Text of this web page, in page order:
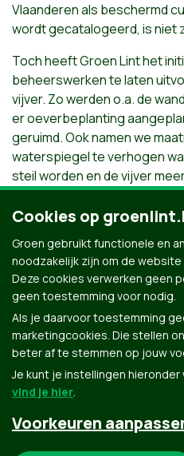
Vlaanderen als beschermd
wordt gecatalogeerd, is niet
Toch heeft Groen Lint het
beheerswerken te laten
vijver. Zo werden o.a. de
er oeverbeplanting
geruimd. Ook namen we
waterspiegel te verhogen
steil worden en de vijver
amfibieën. Om de wortels
beschermen, werden
werd opnieuw aangeplant en
geïntroduceerd. De aanplant
is ondertussen ook al een feit.
Groen.be
Cookies op
Groen gebruikt functionele en
noodzakelijk zijn om de
Deze cookies verwerken geen
geen toestemming voor nodig.
Als je daarvoor toestemming
marketingcookies. Die stellen
beter af te stemmen op jouw
Je kunt je instellingen hieronder
vind je hier.
Voorkeuren